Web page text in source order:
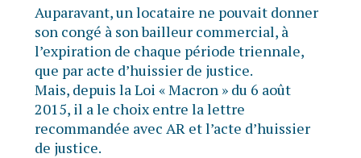
Auparavant, un locataire ne pouvait donner
son congé à son bailleur commercial, à
l’expiration de chaque période triennale,
que par acte d’huissier de justice.
Mais, depuis la Loi « Macron » du 6 août
2015, il a le choix entre la lettre
recommandée avec AR et l’acte d’huissier
de justice.